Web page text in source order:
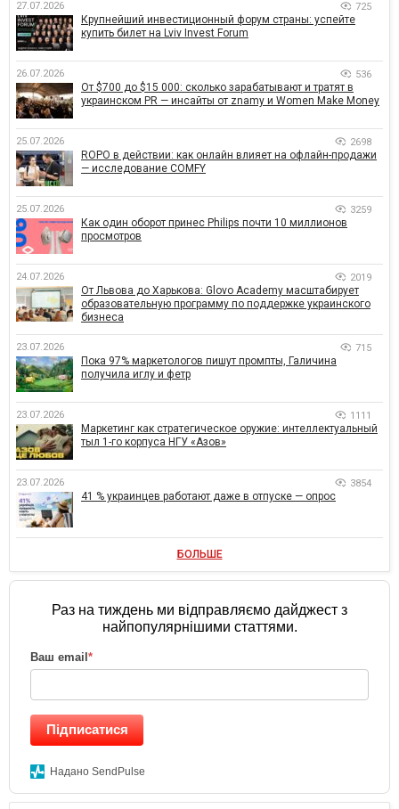
27.07.2026 725
Крупнейший инвестиционный форум страны: успейте
купить билет на Lviv Invest Forum
26.07.2026 536
От $700 до $15 000: сколько зарабатывают и тратят в
украинском PR — инсайты от znamy и Women Make Money
25.07.2026 2698
ROPO в действии: как онлайн влияет на офлайн-продажи
— исследование COMFY
25.07.2026 3259
Как один оборот принес Philips почти 10 миллионов
просмотров
24.07.2026 2019
От Львова до Харькова: Glovo Academy масштабирует
образовательную программу по поддержке украинского
бизнеса
23.07.2026 715
Пока 97% маркетологов пишут промпты, Галичина
получила иглу и фетр
23.07.2026 1111
Маркетинг как стратегическое оружие: интеллектуальный
тыл 1-го корпуса НГУ «Азов»
23.07.2026 3854
41 % украинцев работают даже в отпуске — опрос
БОЛЬШЕ
Раз на тиждень ми відправляємо дайджест з
найпопулярнішими статтями.
Ваш email *
Підписатися
Надано SendPulse